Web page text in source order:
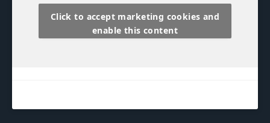
Click to accept marketing cookies and
enable this content